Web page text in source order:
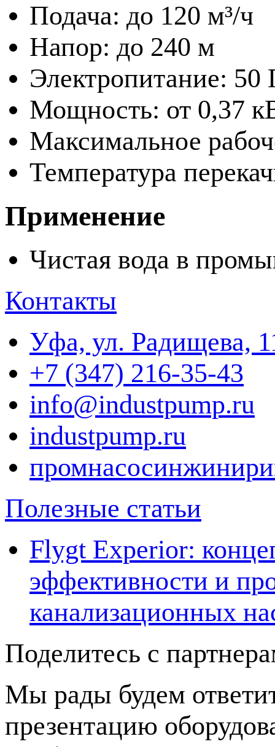
Подача: до 120 м³/ч
Напор: до 240 м
Электропитание: 50
Мощность: от 0,37
Максимальное
Температура
Применение
Чистая вода в
Контакты
Уфа, ул. Радищева,
+7 (347) 216-35-43
info@industpump.ru
industpump.ru
Полезные статьи
Flygt Experior:
эффективности и
канализационных
Поделитесь с
Мы рады будем
презентацию